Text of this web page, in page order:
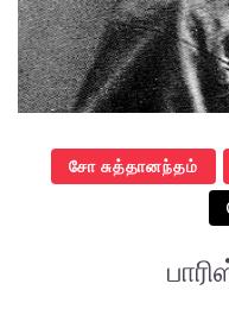
சோ சுத்தானந்தம்